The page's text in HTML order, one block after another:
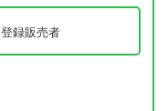
登録販売者